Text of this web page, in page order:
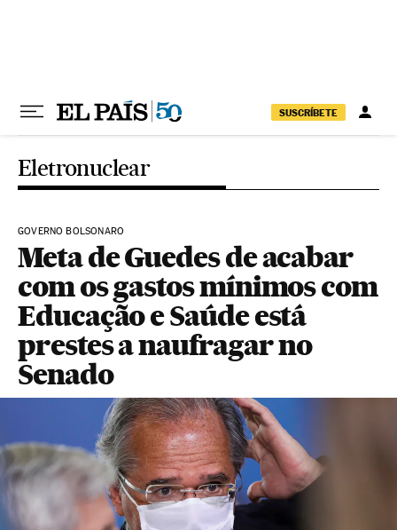
SUSCRÍBETE
Eletronuclear
GOVERNO BOLSONARO
Meta de Guedes de acabar
com os gastos mínimos com
Educação e Saúde está
prestes a naufragar no
Senado